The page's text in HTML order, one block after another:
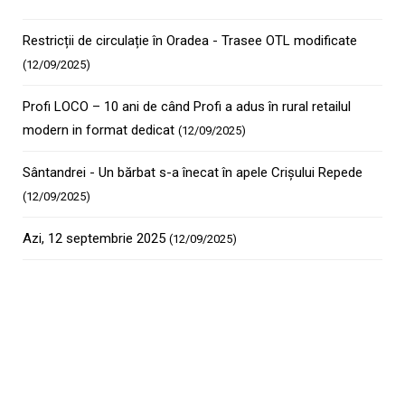
Restricții de circulație în Oradea - Trasee OTL modificate
(12/09/2025)
Profi LOCO – 10 ani de când Profi a adus în rural retailul
modern in format dedicat (12/09/2025)
Sântandrei - Un bărbat s-a înecat în apele Crișului Repede
(12/09/2025)
Azi, 12 septembrie 2025 (12/09/2025)